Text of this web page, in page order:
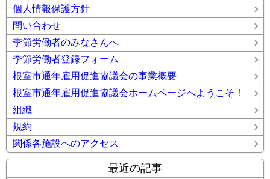
個人情報保護方針
問い合わせ
季節労働者のみなさんへ
季節労働者登録フォーム
根室市通年雇用促進協議会の事業概要
根室市通年雇用促進協議会ホームページへようこそ！
組織
規約
関係各施設へのアクセス
最近の記事